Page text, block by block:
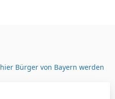
hier Bürger von Bayern werden